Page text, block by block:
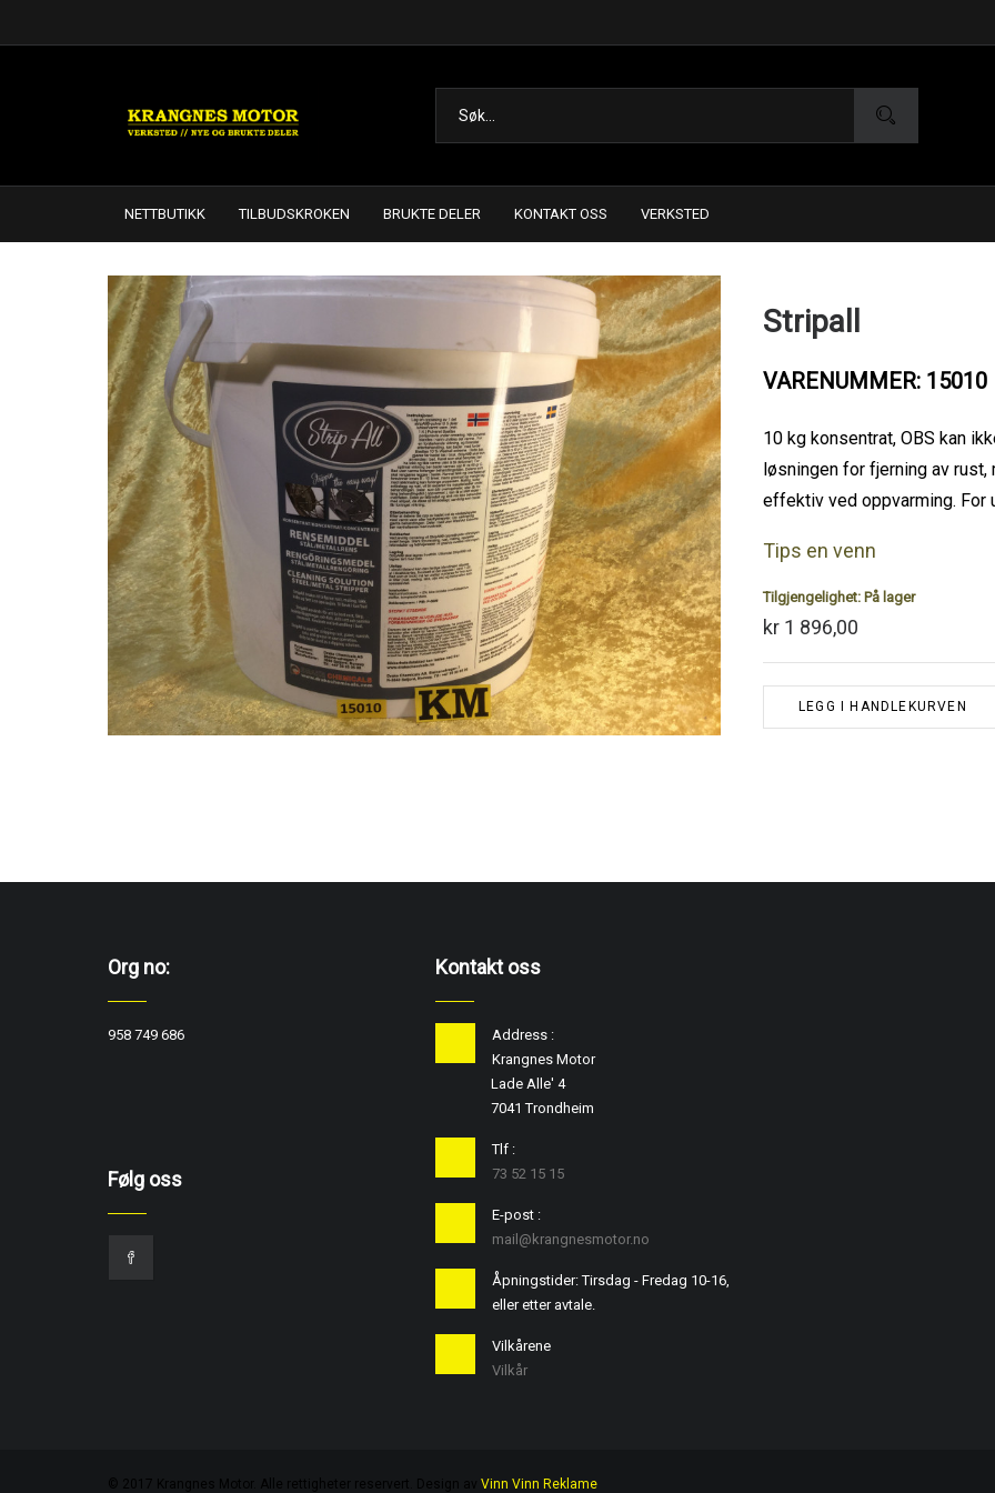
NETTBUTIKK TILBUDSKROKEN BRUKTE DELER KONTAKT OSS VERKSTED
Stripall
VARENUMMER: 15010
10 kg konsentrat, OBS kan
løsningen for fjerning av rust,
effektiv ved oppvarming. For
Tips en venn
Tilgjengelighet: På lager
kr 1 896,00
LEGG I HANDLEKURVEN
Org no:
958 749 686
Følg oss
Kontakt oss
Address :
Krangnes Motor
Lade Alle' 4
7041 Trondheim
Tlf :
73 52 15 15
E-post :
mail@krangnesmotor.no
Åpningstider: Tirsdag - Fredag 10-16,
eller etter avtale.
Vilkårene
Vilkår
© 2017 Krangnes Motor. Alle rettigheter reservert. Design av Vinn Vinn Reklame